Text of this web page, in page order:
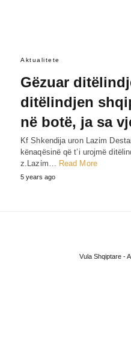
Aktualitete
Gëzuar
ditëlindjen
në botë, ja sa
Kf Shkendija uron Lazίm
kënaqësinë që t’i urojmë
z.Lazίm… Read More
5 years ago
Vula Shqiptare -